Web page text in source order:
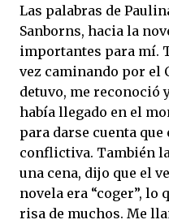
Las palabras de
Sanborns, hacia la
importantes para mí.
vez caminando por el
detuvo, me reconoció
había llegado en el
para darse cuenta
conflictiva. También
una cena, dijo que el
novela era “coger”, lo
risa de muchos. Me